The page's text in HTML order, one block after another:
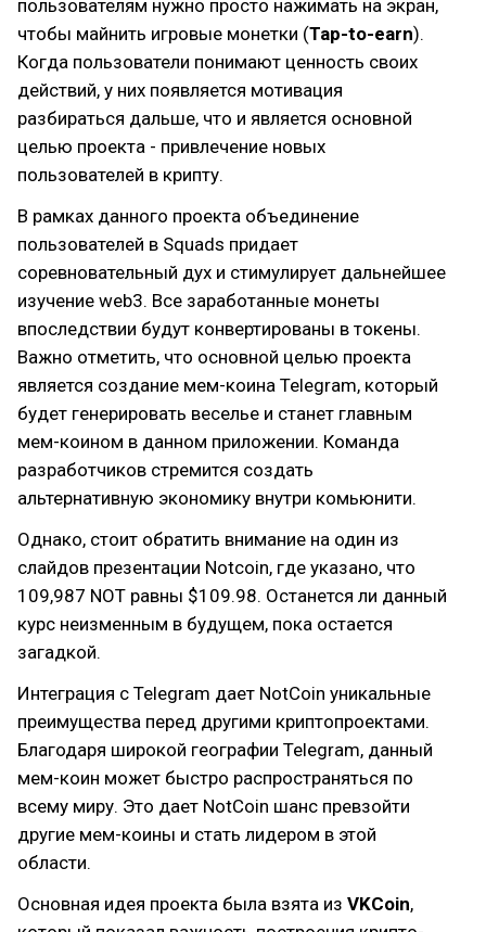
пользователям нужно просто нажимать на экран,
чтобы майнить игровые монетки (Tap-to-earn).
Когда пользователи понимают ценность своих
действий, у них появляется мотивация
разбираться дальше, что и является основной
целью проекта - привлечение новых
пользователей в крипту.
В рамках данного проекта объединение
пользователей в Squads придает
соревновательный дух и стимулирует дальнейшее
изучение web3. Все заработанные монеты
впоследствии будут конвертированы в токены.
Важно отметить, что основной целью проекта
является создание мем-коина Telegram, который
будет генерировать веселье и станет главным
мем-коином в данном приложении. Команда
разработчиков стремится создать
альтернативную экономику внутри комьюнити.
Однако, стоит обратить внимание на один из
слайдов презентации Notcoin, где указано, что
109,987 NOT равны $109.98. Останется ли данный
курс неизменным в будущем, пока остается
загадкой.
Интеграция с Telegram дает NotCoin уникальные
преимущества перед другими криптопроектами.
Благодаря широкой географии Telegram, данный
мем-коин может быстро распространяться по
всему миру. Это дает NotCoin шанс превзойти
другие мем-коины и стать лидером в этой
области.
Основная идея проекта была взята из VKCoin,